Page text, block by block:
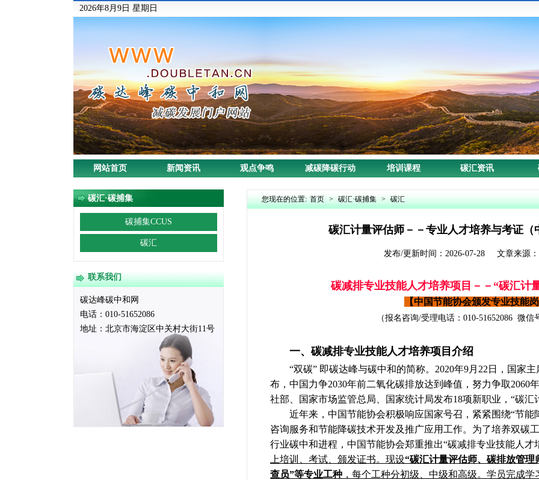
2026年8月9日 星期日
网站首页 新闻资讯 观点争鸣 减碳降碳行动 培训课程 碳汇资讯
碳汇·碳捕集
碳捕集CCUS
碳汇
联系我们
碳达峰碳中和网
电话：010-51652086
地址： 北京市海淀区中关村大街11号
您现在的位置: 首页 > 碳汇·碳捕集 > 碳汇
碳汇计量评估师－－专业人才培养与考证（
发布/更新时间：2026-07-28 文章来源
碳减排专业技能人才培养项目－－ “碳汇计
【中国节能协会颁发专业技能
（报名咨询/受理电话：010-51652086 微信
一、碳减排专业技能人才培养项目介绍
“双碳” 即碳达峰与碳中和的简称。 2020年9月 22 日，国家
布，中国力争2030年前二氧化碳排放达到峰值，努力争取2060
社部、国家市场监管总局、国家统计局发布18项新职业， “碳汇
近年来，中国节能协会积极响应国家号召，紧紧围绕“节
咨询服务和节能降碳技术开发及推广应用工作。为了培养双碳
行业碳中和进程， 中国节能协会郑重推出“碳减排专业技能人才
上培训、考试、颁发证书。现设“碳汇计量评估师、 碳排放管理
查员”等专业工种 ，每个工种分初级、中级和高级。 学员完成学